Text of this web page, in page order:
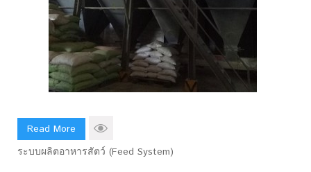
Read More
ระบบผลิตอาหารสัตว์ (Feed System)